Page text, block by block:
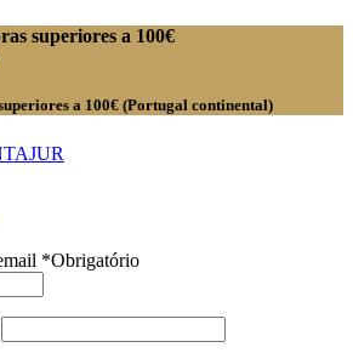
superiores a 100€
a 100€ (Portugal continental)
*Obrigatório